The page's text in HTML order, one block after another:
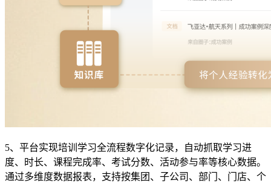
5、平台实现培训学习全流程数字化记录，自动抓取学习进
度、时长、课程完成率、考试分数、活动参与率等核心数据。
通过多维度数据报表，支持按集团、子公司、部门、门店、个